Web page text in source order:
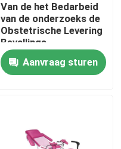
Van de het Bedarbeid
van de onderzoeks de
Obstetrische Levering
Bevallings
Gynaecologisch Bed
Aanvraag sturen